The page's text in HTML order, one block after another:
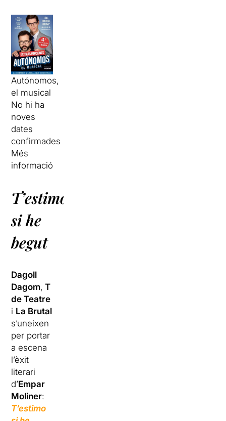
Autónomos,
el musical
No hi ha
noves
dates
confirmades
Més
informació
T’estimo
si he
begut
Dagoll
Dagom, T
de Teatre
i La Brutal
s’uneixen
per portar
a escena
l’èxit
literari
d’Empar
Moliner:
T’estimo